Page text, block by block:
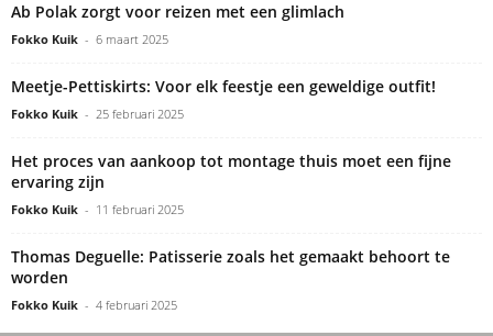
Ab Polak zorgt voor reizen met een glimlach
Fokko Kuik - 6 maart 2025
Meetje-Pettiskirts: Voor elk feestje een geweldige outfit!
Fokko Kuik - 25 februari 2025
Het proces van aankoop tot montage thuis moet een fijne
ervaring zijn
Fokko Kuik - 11 februari 2025
Thomas Deguelle: Patisserie zoals het gemaakt behoort te
worden
Fokko Kuik - 4 februari 2025